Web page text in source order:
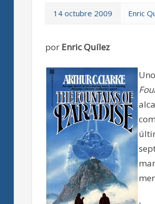
14 octubre 2009 Enric
por Enric Quílez